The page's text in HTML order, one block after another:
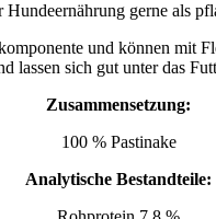
gerne als
und können
lassen sich gut unter das
Zusammensetzung:
100 % Pastinake
Analytische Bestandteile: